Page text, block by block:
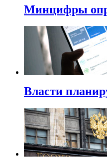
Минцифры
Власти